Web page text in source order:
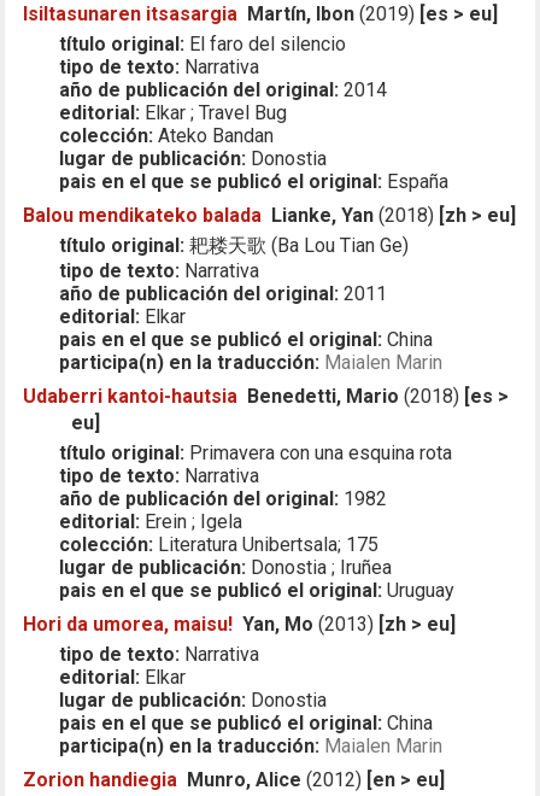
Isiltasunaren itsasargia Martín, Ibon (2019) [es > eu]
título original: El faro del silencio
tipo de texto: Narrativa
año de publicación del original: 2014
editorial: Elkar ; Travel Bug
colección: Ateko Bandan
lugar de publicación: Donostia
pais en el que se publicó el original: España
Balou mendikateko balada Lianke, Yan (2018) [zh > eu]
título original: 耙耧天歌 (Ba Lou Tian Ge)
tipo de texto: Narrativa
año de publicación del original: 2011
editorial: Elkar
pais en el que se publicó el original: China
participa(n) en la traducción: Maialen Marin
Udaberri kantoi-hautsia Benedetti, Mario (2018) [es >
eu]
título original: Primavera con una esquina rota
tipo de texto: Narrativa
año de publicación del original: 1982
editorial: Erein ; Igela
colección: Literatura Unibertsala; 175
lugar de publicación: Donostia ; Iruñea
pais en el que se publicó el original: Uruguay
Hori da umorea, maisu! Yan, Mo (2013) [zh > eu]
tipo de texto: Narrativa
editorial: Elkar
lugar de publicación: Donostia
pais en el que se publicó el original: China
participa(n) en la traducción: Maialen Marin
Zorion handiegia Munro, Alice (2012) [en > eu]